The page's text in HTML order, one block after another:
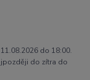
do 18:00.
do zítra do